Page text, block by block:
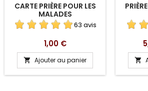
CARTE PRIÈRE POUR LES
MALADES
63 avis
Prix
1,00 €
 Ajouter au panier 